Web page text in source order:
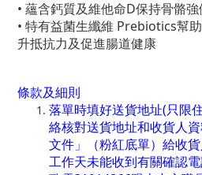
• 蘊含鈣質及維他命D保持骨骼強
• 特有益菌生纖維 Prebiotics幫
升抵抗力及促進腸道健康
條款及細則
落單時填好送貨地址(只限
絡核對送貨地址和收貨人
文件」（粉紅底單）給收
工作天未能收到有關確認